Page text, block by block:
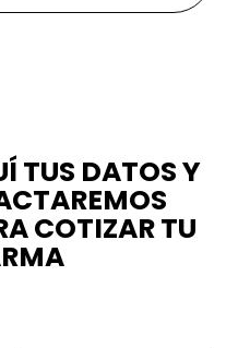
TUS DATOS Y
COTIZAR TU